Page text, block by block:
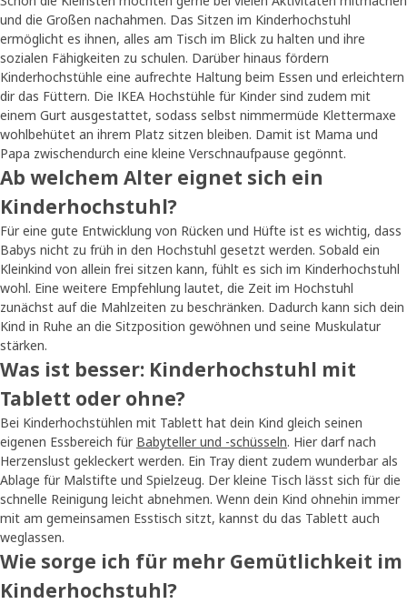
und die Großen nachahmen. Das Sitzen im Kinderhochstuhl
ermöglicht es ihnen, alles am Tisch im Blick zu halten und ihre
sozialen Fähigkeiten zu schulen. Darüber hinaus fördern
Kinderhochstühle eine aufrechte Haltung beim Essen und erleichtern
dir das Füttern. Die IKEA Hochstühle für Kinder sind zudem mit
einem Gurt ausgestattet, sodass selbst nimmermüde Klettermaxe
wohlbehütet an ihrem Platz sitzen bleiben. Damit ist Mama und
Papa zwischendurch eine kleine Verschnaufpause gegönnt.
Ab welchem Alter eignet sich ein
Kinderhochstuhl?
Für eine gute Entwicklung von Rücken und Hüfte ist es wichtig, dass
Babys nicht zu früh in den Hochstuhl gesetzt werden. Sobald ein
Kleinkind von allein frei sitzen kann, fühlt es sich im Kinderhochstuhl
wohl. Eine weitere Empfehlung lautet, die Zeit im Hochstuhl
zunächst auf die Mahlzeiten zu beschränken. Dadurch kann sich dein
Kind in Ruhe an die Sitzposition gewöhnen und seine Muskulatur
stärken.
Was ist besser: Kinderhochstuhl mit
Tablett oder ohne?
Bei Kinderhochstühlen mit Tablett hat dein Kind gleich seinen
eigenen Essbereich für Babyteller und -schüsseln. Hier darf nach
Herzenslust gekleckert werden. Ein Tray dient zudem wunderbar als
Ablage für Malstifte und Spielzeug. Der kleine Tisch lässt sich für die
schnelle Reinigung leicht abnehmen. Wenn dein Kind ohnehin immer
mit am gemeinsamen Esstisch sitzt, kannst du das Tablett auch
weglassen.
Wie sorge ich für mehr Gemütlichkeit im
Kinderhochstuhl?